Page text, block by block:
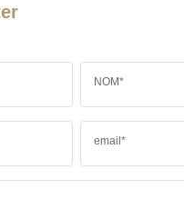
NOM*
email*